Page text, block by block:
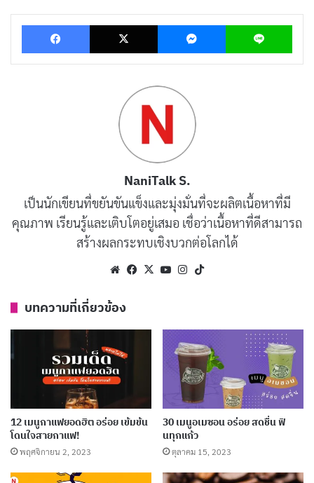
คุณภาพในทุกขั้นตอน ตั้งแต่การปลูกจนถึงการเสิร์ฟ เมล็ด
กาแฟ Specialty จะต้องมาจากแหล่งปลูกที่ดี มีการเก็บ
เกี่ยวในเวลาที่เหมาะสม และผ่านกระบวนการแปรรูปอย่าง
ความพิเศษของกาแฟประเภทนี้คือรสชาติที่ซับซ้อนและ
โดดเด่นซึ่งแตกต่างจากกาแฟทั่วไปที่มักมีรสขมหรือเปรี้ยว
เพียงอย่างเดียว กาแฟ Specialty อาจให้รสชาติของผลไม้
ดอกไม้ หรือช็อกโกแลต ขึ้นอยู่กับสายพันธุ์และแหล่งปลูก
บทความที่เกี่ยวข้อง
Specialty Coffee คืออะไร? เริ่มต้นสู่โลกกาแฟ
Specialty
พฤษภาคม 8, 2025
50 เมนูชาตรามือสุดฮิต อร่อยในแบบต้นตำรับ เข้ม
ธันวาคม 16, 2024
Facebook X Messenger Line
NaniTalk S.
เป็นนักเขียนที่ขยันขันแข็งและมุ่งมั่นที่จะผลิตเนื้อหาที่มี
คุณภาพ เรียนรู้และเติบโตอยู่เสมอ เชื่อว่าเนื้อหาที่ดีสามารถ
สร้างผลกระทบเชิงบวกต่อโลกได้
WebsiteFacebook
X YouTubeInstagram
บทความที่เกี่ยวข้อง
12 เมนูกาแฟยอดฮิต อร่อย เข้มข้น
โดนใจสายกาแฟ!
พฤศจิกายน 2, 2023
30 เมนูอเมซอน อร่อย สดชื่น ฟิ
นทุกแก้ว
ตุลาคม 15, 2023